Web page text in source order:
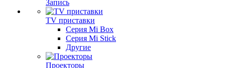
Запись
TV приставки
Серия Mi Box
Серия Mi Stick
Другие
Проекторы